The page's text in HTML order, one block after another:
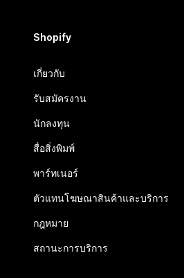
Shopify
เกี่ยวกับ
รับสมัครงาน
นักลงทุน
สื่อสิ่งพิมพ์
พาร์ทเนอร์
ตัวแทนโฆษณาสินค้าและบริการ
กฎหมาย
สถานะการบริการ